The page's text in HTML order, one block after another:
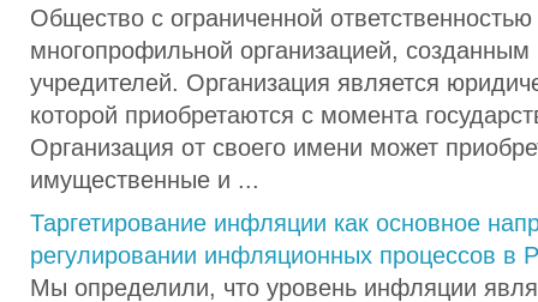
Общество с ограниченной
многопрофильной организацией,
учредителей. Организация является
которой приобретаются с момента
Организация от своего имени может
имущественные и ...
Таргетирование инфляции как основное
регулировании инфляционных процессов в
Мы определили, что уровень инфляции